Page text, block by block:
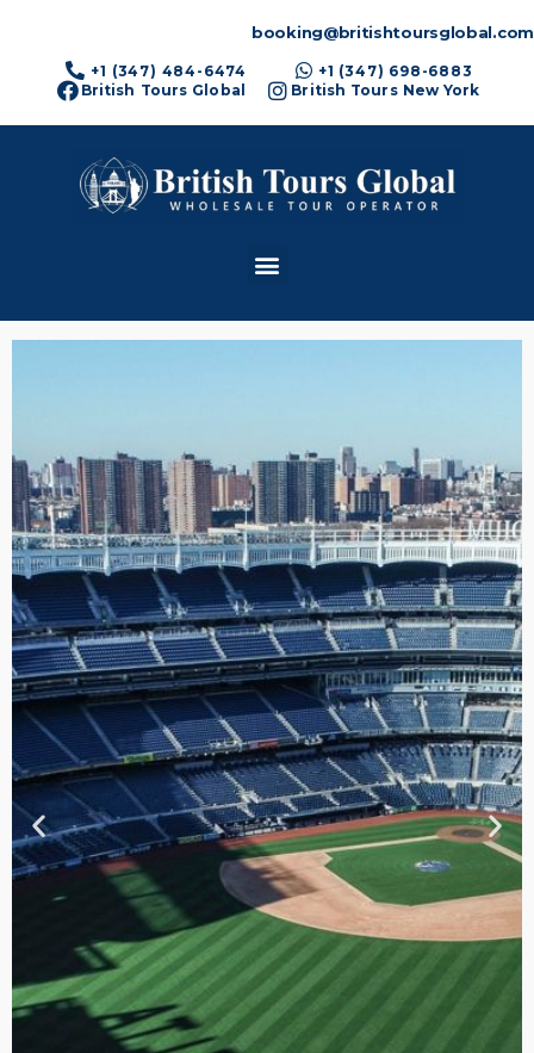
booking@britishtoursglobal.com
+1 (347) 484-6474
+1 (347) 698-6883
British Tours Global
British Tours New York
TOUR DE
CONTRASTES